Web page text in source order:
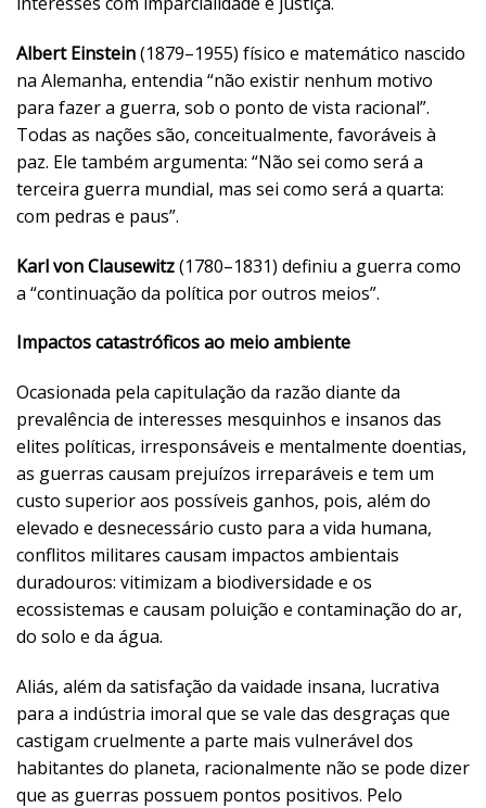
Albert Einstein(1879–1955) físico e matemático nascido
na Alemanha, entendia “não existir nenhum motivo
para fazer a guerra, sob o ponto de vista racional”.
Todas as nações são, conceitualmente, favoráveis à
paz. Ele também argumenta: “Não sei como será a
terceira guerra mundial, mas sei como será a quarta:
com pedras e paus”.
Karl von Clausewitz(1780–1831) definiu a guerra como
a “continuação da política por outros meios”.
Impactos catastróficos ao meio ambiente
Ocasionada pela capitulação da razão diante da
prevalência de interesses mesquinhos e insanos das
elites políticas, irresponsáveis e mentalmente doentias,
as guerras causam prejuízos irreparáveis e tem um
custo superior aos possíveis ganhos, pois, além do
elevado e desnecessário custo para a vida humana,
conflitos militares causam impactos ambientais
duradouros: vitimizam a biodiversidade e os
ecossistemas e causam poluição e contaminação do ar,
do solo e da água.
Aliás, além da satisfação da vaidade insana, lucrativa
para a indústria imoral que se vale das desgraças que
castigam cruelmente a parte mais vulnerável dos
habitantes do planeta, racionalmente não se pode dizer
que as guerras possuem pontos positivos. Pelo